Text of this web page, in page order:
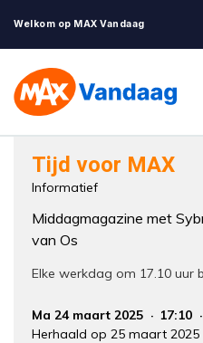
Welkom op MAX Vandaag
Er is een licentie-
contact op met
Tijd voor MAX
Informatief
Middagmagazine met
van Os
Elke werkdag om 17.10 uur
Ma 24 maart 2025 17:10
Herhaald op 25 maart 2025